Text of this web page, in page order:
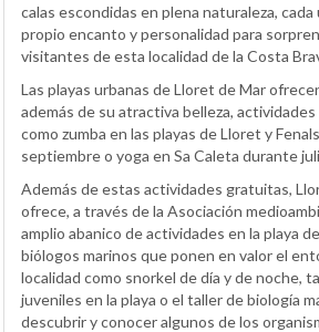
calas escondidas en plena naturaleza, cada
propio encanto y personalidad para
visitantes de esta localidad de la Costa
Las playas urbanas de Lloret de Mar
además de su atractiva belleza,
como zumba en las playas de Lloret y
septiembre o yoga en Sa Caleta durante
Además de estas actividades gratuitas,
ofrece, a través de la Asociación
amplio abanico de actividades en la playa
biólogos marinos que ponen en valor el
localidad como snorkel de día y de noche,
juveniles en la playa o el taller de biología
descubrir y conocer algunos de los